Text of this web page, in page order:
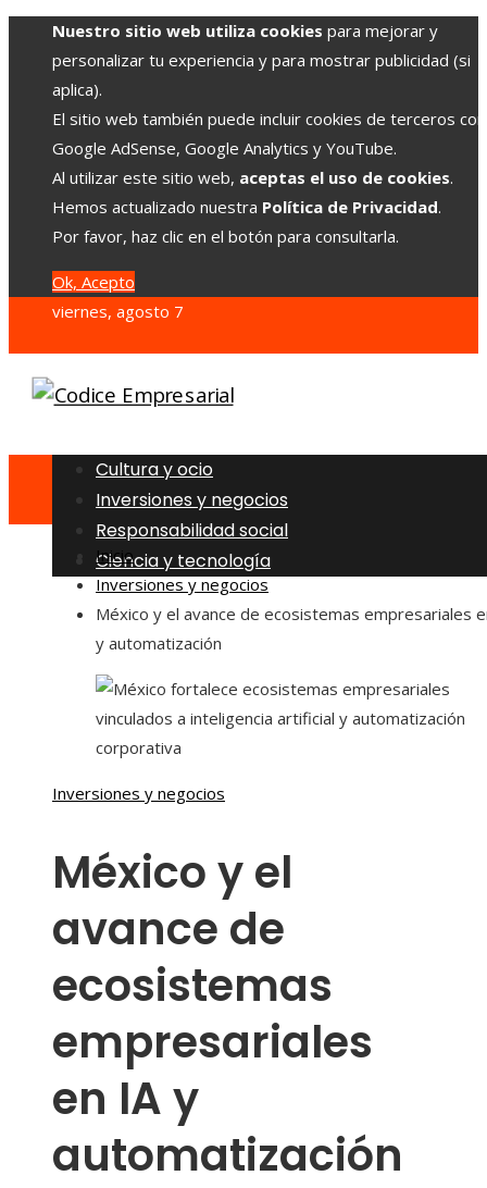
Nuestro sitio web utiliza cookies para mejorar y
personalizar tu experiencia y para mostrar publicidad (si
aplica).
El sitio web también puede incluir cookies de terceros
Google AdSense, Google Analytics y YouTube.
Al utilizar este sitio web, aceptas el uso de cookies.
Hemos actualizado nuestra Política de Privacidad.
Por favor, haz clic en el botón para consultarla.
Ok, Acepto
viernes, agosto 7
Cultura y ocio
Inversiones y negocios
Responsabilidad social
Ciencia y tecnología
Inicio
Inversiones y negocios
México y el avance de ecosistemas empresariales
y automatización
Inversiones y negocios
México y el
avance de
ecosistemas
empresariales
en IA y
automatización